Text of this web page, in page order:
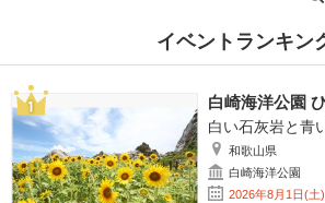
イベントランキン
白崎海洋公園
白い石灰岩と青
和歌山県
白崎海洋公園
2026年8月1日(土